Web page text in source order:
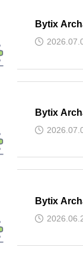
Bytix
Bytix
Bytix